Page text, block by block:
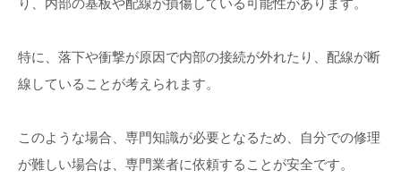
り、内部の基板や配線が損傷している可能性があります。
特に、落下や衝撃が原因で内部の接続が外れたり、配線が断
線していることが考えられます。
このような場合、専門知識が必要となるため、自分での修理
が難しい場合は、専門業者に依頼することが安全です。